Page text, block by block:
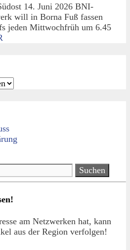
14. Juni 2026 BNI-
will in Borna Fuß fassen
jeden Mittwochfrüh um 6.45
am Netzwerken hat, kann
aus der Region verfolgen!